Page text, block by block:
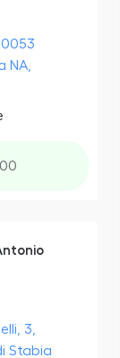
NA,
3,
Stabia